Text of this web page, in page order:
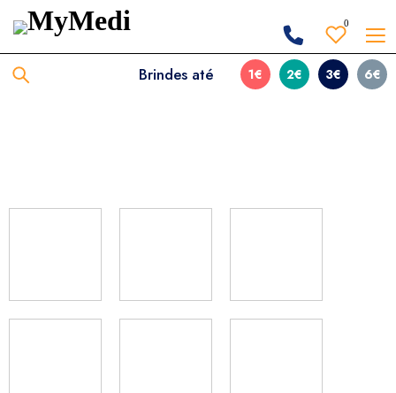
0
Brindes até 1€ 2€ 3€ 6€